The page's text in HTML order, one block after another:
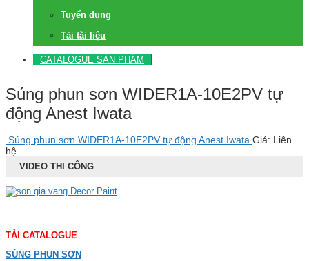
Tuyển dụng
Tải tài liệu
CATALOGUE SẢN PHẨM
Súng phun sơn WIDER1A-10E2PV tự
động Anest Iwata
Súng phun sơn WIDER1A-10E2PV tự động Anest Iwata Giá: Liên
hệ
VIDEO THI CÔNG
TẢI CATALOGUE
SÚNG PHUN SƠN